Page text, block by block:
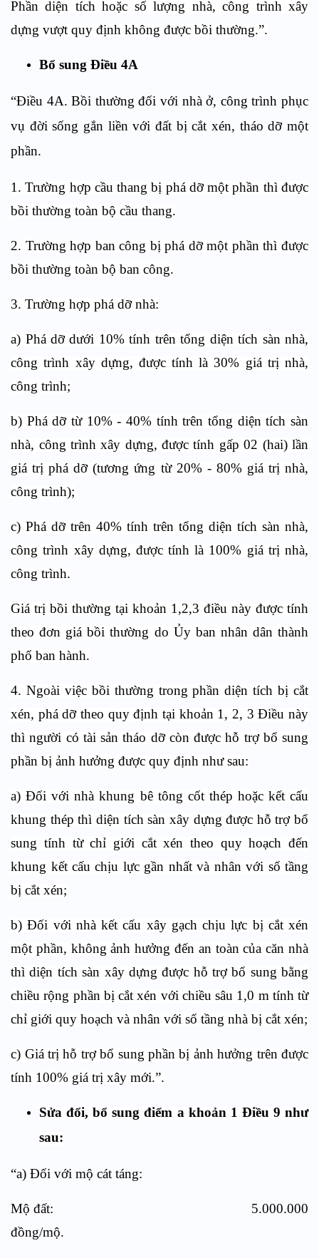
Phần diện tích hoặc số lượng nhà, công trình xây
dựng vượt quy định không được bồi thường.”.
Bổ sung Điều 4A
“Điều 4A. Bồi thường đối với nhà ở, công trình phục
vụ đời sống gắn liền với đất bị cắt xén, tháo dỡ một
phần.
1. Trường hợp cầu thang bị phá dỡ một phần thì được
bồi thường toàn bộ cầu thang.
2. Trường hợp ban công bị phá dỡ một phần thì được
bồi thường toàn bộ ban công.
3. Trường hợp phá dỡ nhà:
a) Phá dỡ dưới 10% tính trên tổng diện tích sàn nhà,
công trình xây dựng, được tính là 30% giá trị nhà,
công trình;
b) Phá dỡ từ 10% - 40% tính trên tổng diện tích sàn
nhà, công trình xây dựng, được tính gấp 02 (hai) lần
giá trị phá dỡ (tương ứng từ 20% - 80% giá trị nhà,
công trình);
c) Phá dỡ trên 40% tính trên tổng diện tích sàn nhà,
công trình xây dựng, được tính là 100% giá trị nhà,
công trình.
Giá trị bồi thường tại khoản 1,2,3 điều này được tính
theo đơn giá bồi thường do Ủy ban nhân dân thành
phố ban hành.
4. Ngoài việc bồi thường trong phần diện tích bị cắt
xén, phá dỡ theo quy định tại khoản 1, 2, 3 Điều này
thì người có tài sản tháo dỡ còn được hỗ trợ bổ sung
phần bị ảnh hưởng được quy định như sau:
a) Đối với nhà khung bê tông cốt thép hoặc kết cấu
khung thép thì diện tích sàn xây dựng được hỗ trợ bổ
sung tính từ chỉ giới cắt xén theo quy hoạch đến
khung kết cấu chịu lực gần nhất và nhân với số tầng
bị cắt xén;
b) Đối với nhà kết cấu xây gạch chịu lực bị cắt xén
một phần, không ảnh hưởng đến an toàn của căn nhà
thì diện tích sàn xây dựng được hỗ trợ bổ sung bằng
chiều rộng phần bị cắt xén với chiều sâu 1,0 m tính từ
chỉ giới quy hoạch và nhân với số tầng nhà bị cắt xén;
c) Giá trị hỗ trợ bổ sung phần bị ảnh hưởng trên được
tính 100% giá trị xây mới.”.
Sửa đổi, bổ sung điểm a khoản 1 Điều 9 như
sau:
“a) Đối với mộ cát táng:
Mộ đất: 5.000.000
đồng/mộ.